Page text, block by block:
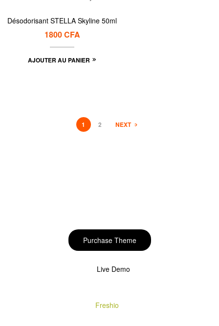
Désodorisant STELLA Skyline 50ml
1800CFA
AJOUTER AU PANIER
1 2 NEXT
Purchase Theme
Live Demo
Freshio